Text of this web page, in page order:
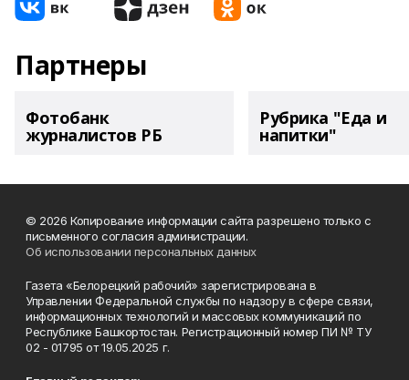
Партнеры
Фотобанк
журналистов РБ
Рубрика "Еда и
напитки"
© 2026 Копирование информации сайта разрешено только с
письменного согласия администрации.
Об использовании персональных данных
Газета «Белорецкий рабочий» зарегистрирована в
Управлении Федеральной службы по надзору в сфере связи,
информационных технологий и массовых коммуникаций по
Республике Башкортостан. Регистрационный номер ПИ № ТУ
02 - 01795 от 19.05.2025 г.